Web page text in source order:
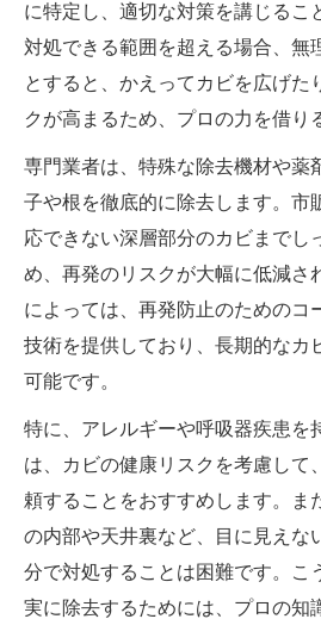
に特定し、適切な対策を講じるこ
対処できる範囲を超える場合、無
とすると、かえってカビを広げた
クが高まるため、プロの力を借り
専門業者は、特殊な除去機材や薬
子や根を徹底的に除去します。市
応できない深層部分のカビまでし
め、再発のリスクが大幅に低減さ
によっては、再発防止のためのコ
技術を提供しており、長期的なカ
可能です。
特に、アレルギーや呼吸器疾患を
は、カビの健康リスクを考慮して
頼することをおすすめします。ま
の内部や天井裏など、目に見えな
分で対処することは困難です。こ
実に除去するためには、プロの知